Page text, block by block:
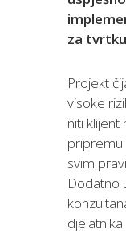
za
Projekt
visoke
niti klijent
pripremu
svim
Dodatno